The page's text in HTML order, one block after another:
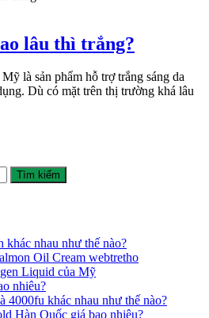
lâu thì trắng?
là sản phẩm hỗ trợ trắng sáng da
Dù có mặt trên thị trường khá lâu
khác nhau như thế nào?
Oil Cream webtretho
Liquid của Mỹ
nhiêu?
4000fu khác nhau như thế nào?
Hàn Quốc giá bao nhiêu?